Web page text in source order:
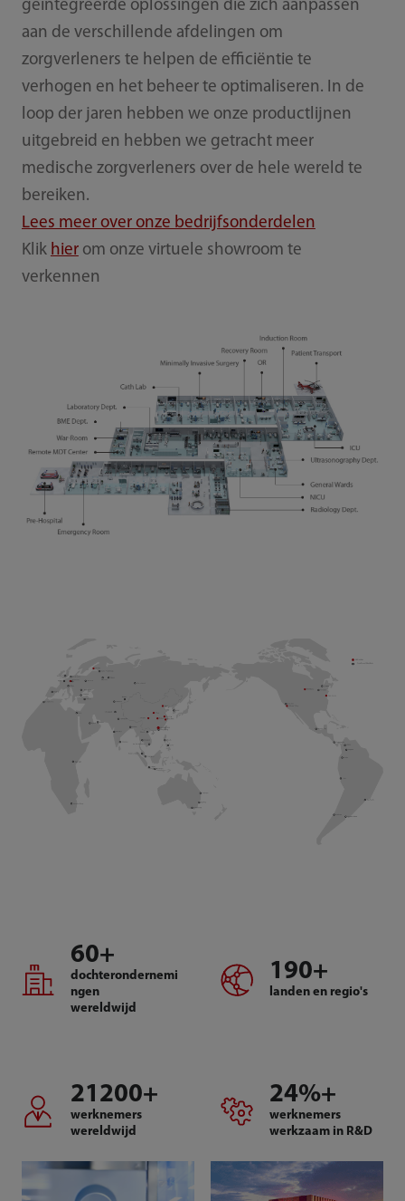
geïntegreerde oplossingen die zich aanpassen
aan de verschillende afdelingen om
zorgverleners te helpen de efficiëntie te
verhogen en het beheer te optimaliseren. In de
loop der jaren hebben we onze productlijnen
uitgebreid en hebben we getracht meer
medische zorgverleners over de hele wereld te
bereiken.
Lees meer over onze bedrijfsonderdelen
Klik hierom onze virtuele showroom te
verkennen
60+
dochterondernemi
ngen
wereldwijd
190+
landen en regio's
21200+
werknemers
wereldwijd
24%+
werknemers
werkzaam in R&D